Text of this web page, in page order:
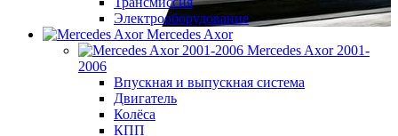
Электрооборудование
Mercedes Axor
Mercedes Axor 2001-
2006
Впускная и выпускная система
Двигатель
Колёса
КПП